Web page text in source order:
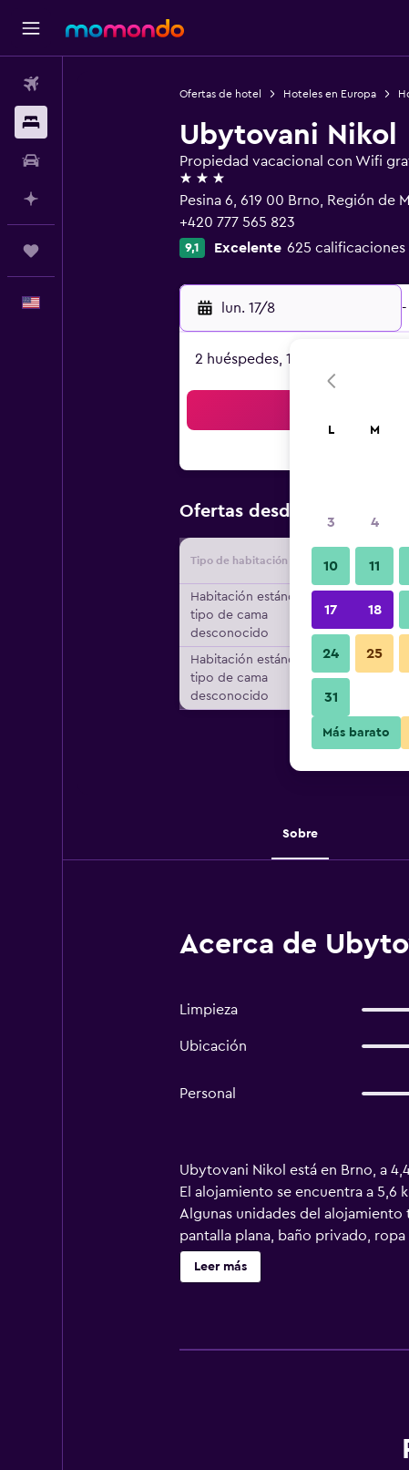
Ofertas de hotel Hoteles en Europa
Ubytovani Nikol
Propiedad vacacional con Wifi
3 estrellas
Pesina 6, 619 00 Brno, Región de
+420 777 565 823
9,1 Excelente 625 calificaciones
lun. 17/8 -
2 huéspedes, 1 habitación
Ofertas desde
Tipo de habitación
Habitación estándar,
tipo de cama
desconocido
Habitación estándar,
tipo de cama
desconocido
Sobre
Acerca de
Limpieza
Ubicación
Personal
Ubytovani Nikol está en Brno, a
El alojamiento se encuentra a 5,6
Algunas unidades del alojamiento
pantalla plana, baño privado,
microondas, fogones y tostadora.
senderismo y ciclismo. Villa
Leer más
L M
3 4
10 11
17 18
24 25
31
Más barato